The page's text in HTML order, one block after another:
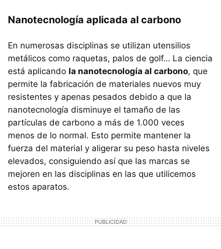
Nanotecnología aplicada al carbono
En numerosas disciplinas se utilizan utensilios
metálicos como raquetas, palos de golf… La ciencia
está aplicando la nanotecnología al carbono, que
permite la fabricación de materiales nuevos muy
resistentes y apenas pesados debido a que la
nanotecnología disminuye el tamaño de las
partículas de carbono a más de 1.000 veces
menos de lo normal. Esto permite mantener la
fuerza del material y aligerar su peso hasta niveles
elevados, consiguiendo así que las marcas se
mejoren en las disciplinas en las que utilicemos
estos aparatos.